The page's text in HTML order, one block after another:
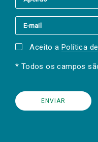
Aceito a Política
* Todos os campos